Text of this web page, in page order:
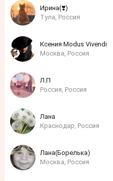
Ирина(❣️)
Тула, Россия
Ксения Modus Vivendi
Москва, Россия
Л.П
Россия, Россия
Лана
Краснодар, Россия
Лана(Борелька)
Москва, Россия